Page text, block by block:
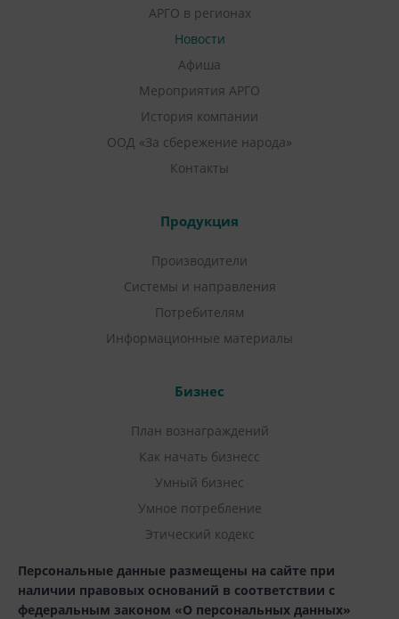
АРГО в регионах
Новости
Афиша
Мероприятия АРГО
История компании
ООД «За сбережение народа»
Контакты
Продукция
Производители
Системы и направления
Потребителям
Информационные материалы
Бизнес
План вознаграждений
Как начать бизнесс
Умный бизнес
Умное потребление
Этический кодекс
Персональные данные размещены на сайте при
наличии правовых оснований в соответствии с
федеральным законом «О персональных данных»